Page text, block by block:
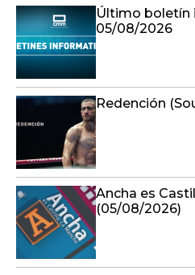
Último boletín
05/08/2026
Redención
Ancha es
(05/08/2026)